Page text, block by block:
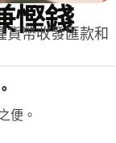
慳錢
貨幣收發匯款和
便。